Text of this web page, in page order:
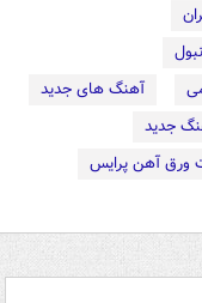
آهنگ های جدید
جدید
ورق آهن پرایس